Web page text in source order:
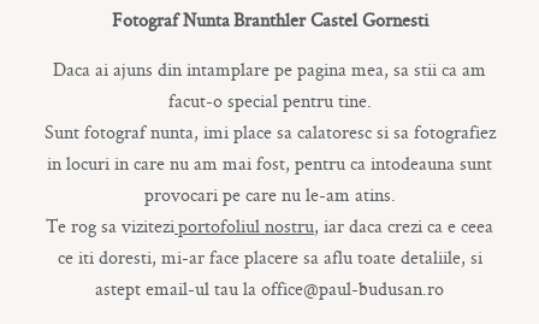
Fotograf Nunta Branthler Castel Gornesti
Daca ai ajuns din intamplare pe pagina mea, sa stii ca am
facut-o special pentru tine.
Sunt fotograf nunta, imi place sa calatoresc si sa fotografiez
in locuri in care nu am mai fost, pentru ca intodeauna sunt
provocari pe care nu le-am atins.
Te rog sa viziteziportofoliul nostru, iar daca crezi ca e ceea
ce iti doresti, mi-ar face placere sa aflu toate detaliile, si
astept email-ul tau la office@paul-budusan.ro
CONTACT
COPYRIGHT © 2017 • PAUL BUDUSAN